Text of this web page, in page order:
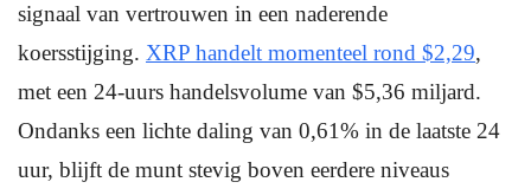
signaal van vertrouwen in een naderende
koersstijging. XRP handelt momenteel rond $2,29,
met een 24-uurs handelsvolume van $5,36 miljard.
Ondanks een lichte daling van 0,61% in de laatste 24
uur, blijft de munt stevig boven eerdere niveaus